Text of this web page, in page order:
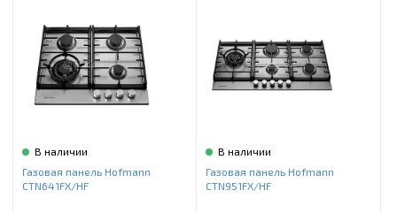
В наличии
Газовая панель Hofmann
CTN641FX/HF
В наличии
Газовая панель Hofmann
CTN951FX/HF